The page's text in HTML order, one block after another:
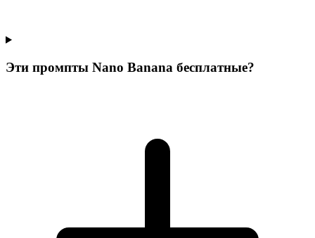
Эти промпты Nano Banana бесплатные?